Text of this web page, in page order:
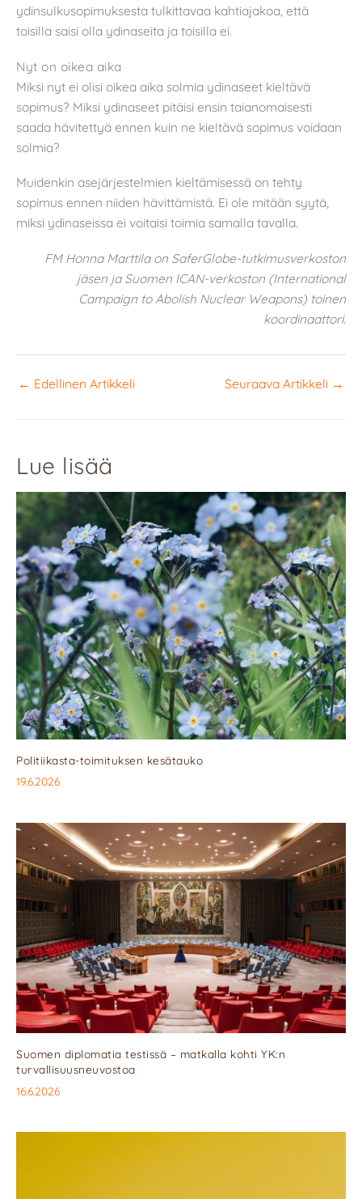
ydinsulkusopimuksesta tulkittavaa kahtiajakoa, että
toisilla saisi olla ydinaseita ja toisilla ei.
Nyt on oikea aika
Miksi nyt ei olisi oikea aika solmia ydinaseet kieltävä
sopimus? Miksi ydinaseet pitäisi ensin taianomaisesti
saada hävitettyä ennen kuin ne kieltävä sopimus voidaan
solmia?
Muidenkin asejärjestelmien kieltämisessä on tehty
sopimus ennen niiden hävittämistä. Ei ole mitään syytä,
miksi ydinaseissa ei voitaisi toimia samalla tavalla.
FM Honna Marttila on SaferGlobe-tutkimusverkoston
jäsen ja Suomen ICAN-verkoston (International
Campaign to Abolish Nuclear Weapons) toinen
koordinaattori.
← Edellinen Artikkeli Seuraava Artikkeli →
Lue lisää
Politiikasta-toimituksen kesätauko
19.6.2026
Suomen diplomatia testissä – matkalla kohti YK:n
turvallisuusneuvostoa
16.6.2026